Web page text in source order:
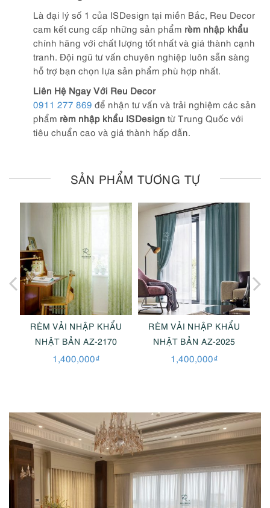
Là đại lý số 1 của ISDesign tại miền Bắc, Reu Decor
cam kết cung cấp những sản phẩm rèm nhập khẩu
chính hãng với chất lượng tốt nhất và giá thành cạnh
tranh. Đội ngũ tư vấn chuyên nghiệp luôn sẵn sàng
hỗ trợ bạn chọn lựa sản phẩm phù hợp nhất.
Liên Hệ Ngay Với Reu Decor
0911 277 869 để nhận tư vấn và trải nghiệm các sản
phẩm rèm nhập khẩu ISDesign từ Trung Quốc với
tiêu chuẩn cao và giá thành hấp dẫn.
SẢN PHẨM TƯƠNG TỰ
RÈM VẢI NHẬP KHẨU
NHẬT BẢN AZ-2170
1,400,000₫
RÈM VẢI NHẬP KHẨU
NHẬT BẢN AZ-2025
1,400,000₫